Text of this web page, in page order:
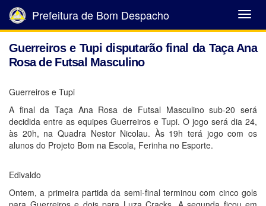
Abrir
Menu
Prefeitura de Bom Despacho
Guerreiros e Tupi disputarão final da Taça Ana
Rosa de Futsal Masculino
Guerreiros e Tupi
A final da Taça Ana Rosa de Futsal Masculino sub-20 será
decidida entre as equipes Guerreiros e Tupi. O jogo será dia 24,
às 20h, na Quadra Nestor Nicolau. Às 19h terá jogo com os
alunos do Projeto Bom na Escola, Ferinha no Esporte.
Edivaldo
Ontem, a primeira partida da semi-final terminou com cinco gols